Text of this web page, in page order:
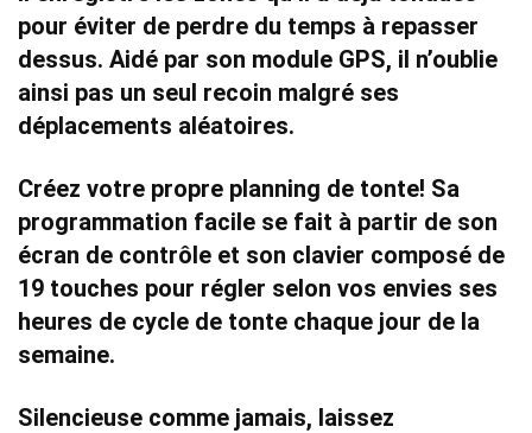
pour éviter de perdre du temps à repasser
dessus. Aidé par son module GPS, il n’oublie
ainsi pas un seul recoin malgré ses
déplacements aléatoires.
Créez votre propre planning de tonte! Sa
programmation facile se fait à partir de son
écran de contrôle et son clavier composé de
19 touches pour régler selon vos envies ses
heures de cycle de tonte chaque jour de la
semaine.
Silencieuse comme jamais, laissez